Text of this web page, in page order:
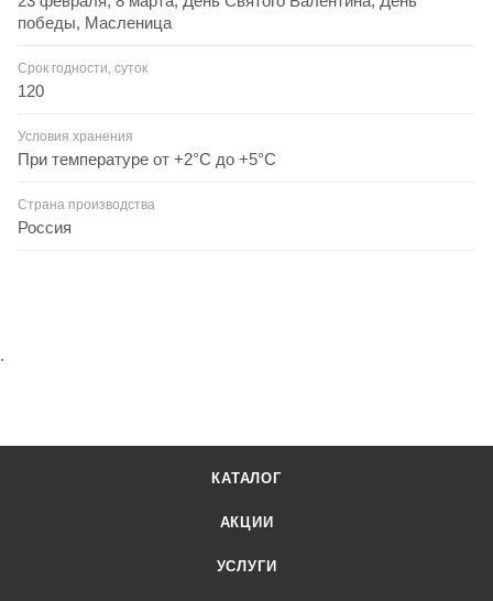
победы, Масленица
Срок годности, суток
120
Условия хранения
При температуре от +2°С до +5°С
Страна производства
Россия
.
КАТАЛОГ
АКЦИИ
УСЛУГИ